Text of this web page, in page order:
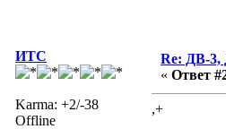
ИТС
Karma: +2/-38
Offline
Re: ДВ-3,
« Ответ
,+